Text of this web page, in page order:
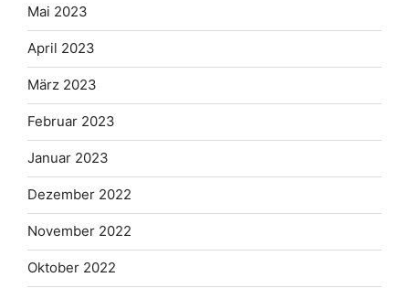
Mai 2023
April 2023
März 2023
Februar 2023
Januar 2023
Dezember 2022
November 2022
Oktober 2022